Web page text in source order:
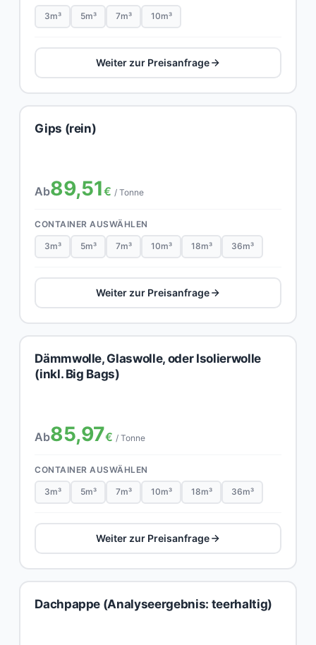
3m³ 5m³ 7m³ 10m³
Weiter zur Preisanfrage
Gips (rein)
Ab89,51€ / Tonne
CONTAINER AUSWÄHLEN
3m³ 5m³ 7m³ 10m³ 18m³ 36m³
Weiter zur Preisanfrage
Dämmwolle, Glaswolle, oder Isolierwolle
(inkl. Big Bags)
Ab85,97€ / Tonne
CONTAINER AUSWÄHLEN
3m³ 5m³ 7m³ 10m³ 18m³ 36m³
Weiter zur Preisanfrage
Dachpappe (Analyseergebnis: teerhaltig)